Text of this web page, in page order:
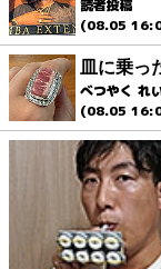
読者投稿
(08.05
皿に乗っ
べつやく れ
(08.05